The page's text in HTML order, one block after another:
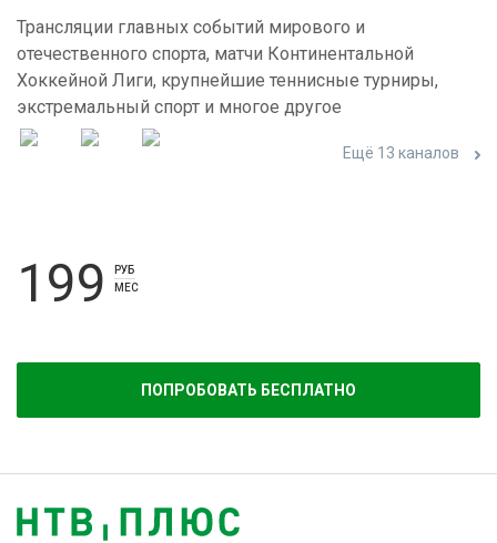
Трансляции главных событий мирового и
отечественного спорта, матчи Континентальной
Хоккейной Лиги, крупнейшие теннисные турниры,
экстремальный спорт и многое другое
Ещё 13 каналов
199
РУБ
МЕС
ПОПРОБОВАТЬ БЕСПЛАТНО